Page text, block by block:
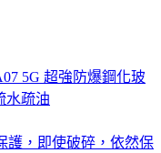
護，即使破碎，依然保